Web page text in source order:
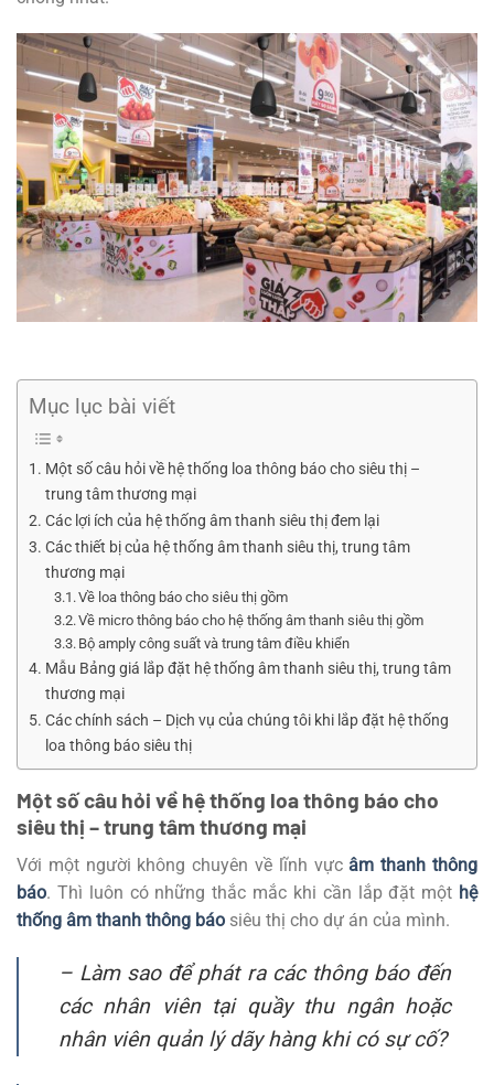
Mục lục bài viết
Một số câu hỏi về hệ thống loa thông báo cho siêu thị –
trung tâm thương mại
Các lợi ích của hệ thống âm thanh siêu thị đem lại
Các thiết bị của hệ thống âm thanh siêu thị, trung tâm
thương mại
Về loa thông báo cho siêu thị gồm
Về micro thông báo cho hệ thống âm thanh siêu thị gồm
Bộ amply công suất và trung tâm điều khiển
Mẫu Bảng giá lắp đặt hệ thống âm thanh siêu thị, trung tâm
thương mại
Các chính sách – Dịch vụ của chúng tôi khi lắp đặt hệ thống
loa thông báo siêu thị
Một số câu hỏi về hệ thống loa thông báo cho
siêu thị – trung tâm thương mại
Với một người không chuyên về lĩnh vực âm thanh thông
báo. Thì luôn có những thắc mắc khi cần lắp đặt một hệ
thống âm thanh thông báo siêu thị cho dự án của mình.
– Làm sao để phát ra các thông báo đến
các nhân viên tại quầy thu ngân hoặc
nhân viên quản lý dãy hàng khi có sự cố?